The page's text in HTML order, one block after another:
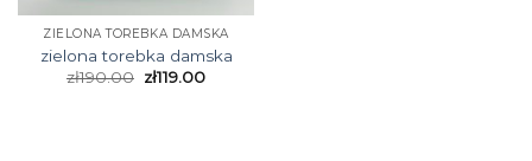
ZIELONA TOREBKA DAMSKA
zielona torebka damska
zł190.00 zł119.00